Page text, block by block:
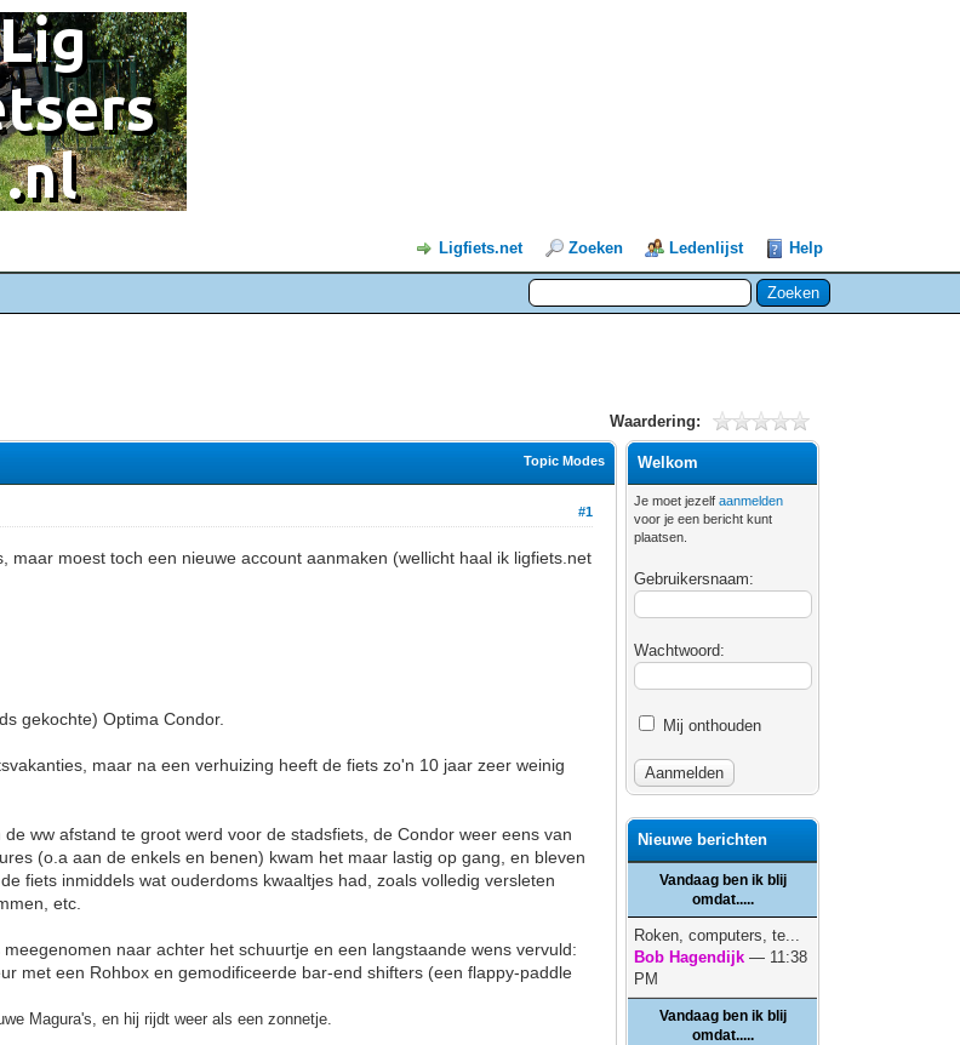
Ligfiets.net Zoeken Ledenlijst Help
Waardering:
Topic Modes
#1
maar moest toch een nieuwe account aanmaken (wellicht haal ik ligfiets.net
gekochte) Optima Condor.
maar na een verhuizing heeft de fiets zo'n 10 jaar zeer weinig
ww afstand te groot werd voor de stadsfiets, de Condor weer eens van
(o.a aan de enkels en benen) kwam het maar lastig op gang, en bleven
fiets inmiddels wat ouderdoms kwaaltjes had, zoals volledig versleten
etc.
naar achter het schuurtje en een langstaande wens vervuld:
met een Rohbox en gemodificeerde bar-end shifters (een flappy-paddle
Magura's, en hij rijdt weer als een zonnetje.
Welkom
Je moet jezelfaanmelden
voor je een bericht kunt
plaatsen.
Gebruikersnaam:
Wachtwoord:
Mij onthouden
Nieuwe berichten
Vandaag ben ik blij
omdat.....
Roken, computers, te...
Bob Hagendijk — 11:38
PM
Vandaag ben ik blij
omdat.....